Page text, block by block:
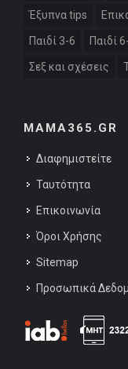
Έξυπνα tips
Παιδί 3-6 Παιδί
Σεξ και σχέσεις
MAMA365.GR
Διαφημιστείτε
Ταυτότητα
Επικοινωνία
Όροι Χρήσης
Sitemap
Προσωπικά